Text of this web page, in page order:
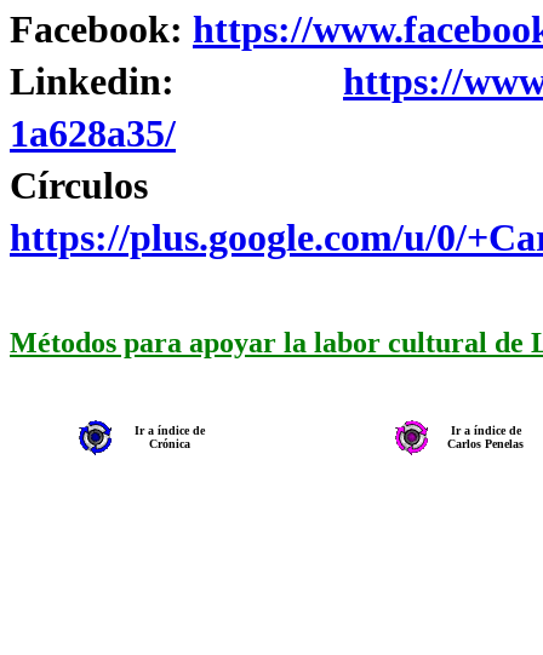
Facebook: https://
Linkedin: https://
1a628a35/
https://plus.google.com/u/0/
Métodos para apoyar la labor cultural de
Ir a índice de
Crónica
Ir a índice de
Carlos Penelas